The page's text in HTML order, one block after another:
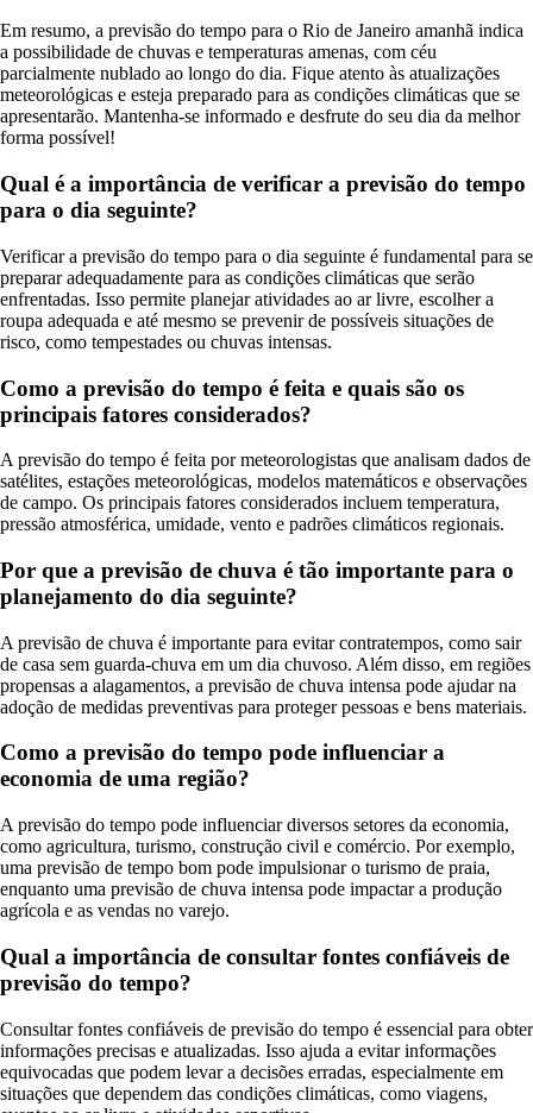
Em resumo, a previsão do tempo para o Rio de Janeiro amanhã indica
a possibilidade de chuvas e temperaturas amenas, com céu
parcialmente nublado ao longo do dia. Fique atento às atualizações
meteorológicas e esteja preparado para as condições climáticas que se
apresentarão. Mantenha-se informado e desfrute do seu dia da melhor
forma possível!
Qual é a importância de verificar a previsão do tempo
para o dia seguinte?
Verificar a previsão do tempo para o dia seguinte é fundamental para se
preparar adequadamente para as condições climáticas que serão
enfrentadas. Isso permite planejar atividades ao ar livre, escolher a
roupa adequada e até mesmo se prevenir de possíveis situações de
risco, como tempestades ou chuvas intensas.
Como a previsão do tempo é feita e quais são os
principais fatores considerados?
A previsão do tempo é feita por meteorologistas que analisam dados de
satélites, estações meteorológicas, modelos matemáticos e observações
de campo. Os principais fatores considerados incluem temperatura,
pressão atmosférica, umidade, vento e padrões climáticos regionais.
Por que a previsão de chuva é tão importante para o
planejamento do dia seguinte?
A previsão de chuva é importante para evitar contratempos, como sair
de casa sem guarda-chuva em um dia chuvoso. Além disso, em regiões
propensas a alagamentos, a previsão de chuva intensa pode ajudar na
adoção de medidas preventivas para proteger pessoas e bens materiais.
Como a previsão do tempo pode influenciar a
economia de uma região?
A previsão do tempo pode influenciar diversos setores da economia,
como agricultura, turismo, construção civil e comércio. Por exemplo,
uma previsão de tempo bom pode impulsionar o turismo de praia,
enquanto uma previsão de chuva intensa pode impactar a produção
agrícola e as vendas no varejo.
Qual a importância de consultar fontes confiáveis de
previsão do tempo?
Consultar fontes confiáveis de previsão do tempo é essencial para obter
informações precisas e atualizadas. Isso ajuda a evitar informações
equivocadas que podem levar a decisões erradas, especialmente em
situações que dependem das condições climáticas, como viagens,